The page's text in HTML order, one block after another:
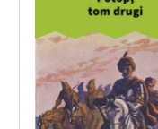
Regulamin darowizn
Informacja o treściach
wrażliwych
Deklaracja dostępności